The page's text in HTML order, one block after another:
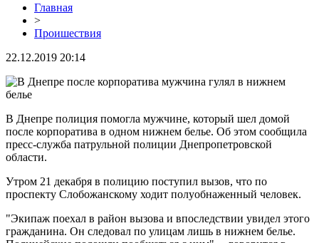
Главная
>
Проишествия
22.12.2019 20:14
В Днепре полиция помогла мужчине, который шел домой
после корпоратива в одном нижнем белье. Об этом сообщила
пресс-служба патрульной полиции Днепропетровской
области.
Утром 21 декабря в полицию поступил вызов, что по
проспекту Слобожанскому ходит полуобнаженный человек.
"Экипаж поехал в район вызова и впоследствии увидел этого
гражданина. Он следовал по улицам лишь в нижнем белье.